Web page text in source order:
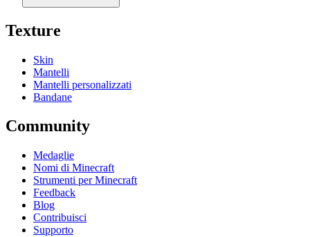
Texture
Skin
Mantelli
Mantelli personalizzati
Bandane
Community
Medaglie
Nomi di Minecraft
Strumenti per Minecraft
Feedback
Blog
Contribuisci
Supporto